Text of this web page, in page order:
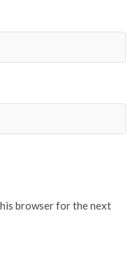
browser for the next